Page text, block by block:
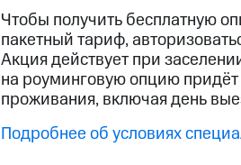
Чтобы получить бесплатную
пакетный тариф,
Акция действует при
на роуминговую опцию придёт
проживания, включая день
Подробнее об условиях